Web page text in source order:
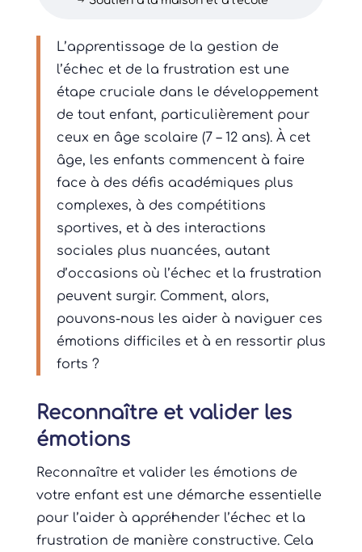
L’apprentissage de la gestion de
l’échec et de la frustration est une
étape cruciale dans le développement
de tout enfant, particulièrement pour
ceux en âge scolaire (7 – 12 ans). À cet
âge, les enfants commencent à faire
face à des défis académiques plus
complexes, à des compétitions
sportives, et à des interactions
sociales plus nuancées, autant
d’occasions où l’échec et la frustration
peuvent surgir. Comment, alors,
pouvons-nous les aider à naviguer ces
émotions difficiles et à en ressortir plus
forts ?
Reconnaître et valider les
émotions
Reconnaître et valider les émotions de
votre enfant est une démarche essentielle
pour l’aider à appréhender l’échec et la
frustration de manière constructive. Cela